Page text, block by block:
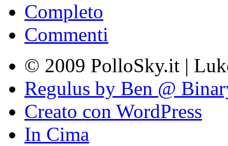
Completo
Commenti
© 2009 PolloSky.it |
Regulus by Ben @
Creato con WordPress
In Cima